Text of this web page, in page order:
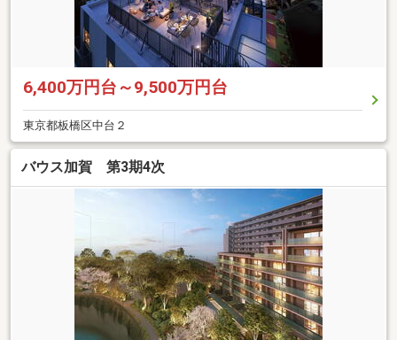
6,400万円台～9,500万円台
東京都板橋区中台２
バウス加賀 第3期4次